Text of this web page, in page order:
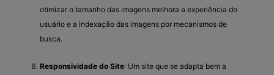
otimizar o tamanho das imagens melhora a experiência do
usuário e a indexação das imagens por mecanismos de
busca.
Responsividade do Site: Um site que se adapta bem a